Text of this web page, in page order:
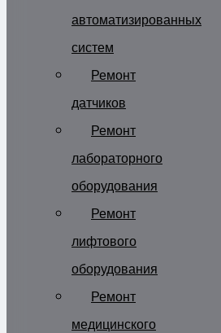
автоматизированных
систем
Ремонт
датчиков
Ремонт
лабораторного
оборудования
Ремонт
лифтового
оборудования
Ремонт
медицинского